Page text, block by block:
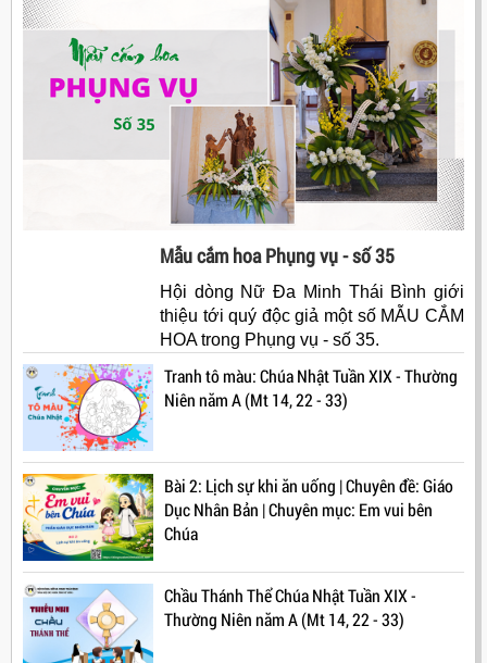
Mẫu cắm hoa Phụng vụ - số 35
Hội dòng Nữ Đa Minh Thái Bình giới
thiệu tới quý độc giả một số MẪU CẮM
HOA trong Phụng vụ - số 35.
Tranh tô màu: Chúa Nhật Tuần XIX - Thường
Niên năm A (Mt 14, 22 - 33)
Bài 2: Lịch sự khi ăn uống | Chuyên đề: Giáo
Dục Nhân Bản | Chuyên mục: Em vui bên
Chúa
Chầu Thánh Thể Chúa Nhật Tuần XIX -
Thường Niên năm A (Mt 14, 22 - 33)